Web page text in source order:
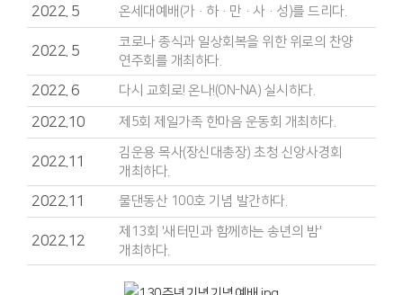
2022. 5 온세대예배(가·하·만·사·성)를 드리다.
2022. 5
코로나 종식과 일상회복을 위한 위로의 찬양
연주회를 개최하다.
2022. 6 다시 교회로! 온나!(ON-NA) 실시하다.
2022.10 제5회 제일가족 한마음 운동회 개최하다.
2022.11
김운용 목사(장신대총장) 초청 신앙사경회
개최하다.
2022.11 물댄동산 100호 기념 발간하다.
2022.12
제13회 '새터민과 함께하는 송년의 밤'
개최하다.